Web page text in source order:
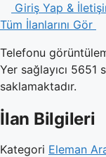
Giriş Yap &
Tüm İlanlarını Gör
Telefonu
Yer sağlayıcı 5651
saklamaktadır.
İlan Bilgileri
Kategori Eleman